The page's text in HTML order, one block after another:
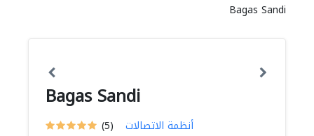
Bagas Sandi
Bagas Sandi
(5) أنظمة الاتصالات